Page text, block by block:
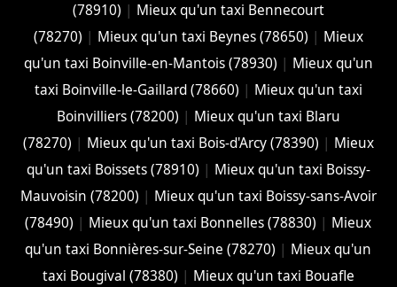
(78910) | Mieux qu'un taxi Bennecourt
(78270) | Mieux qu'un taxi Beynes (78650) | Mieux
qu'un taxi Boinville-en-Mantois (78930) | Mieux qu'un
taxi Boinville-le-Gaillard (78660) | Mieux qu'un taxi
Boinvilliers (78200) | Mieux qu'un taxi Blaru
(78270) | Mieux qu'un taxi Bois-d'Arcy (78390) | Mieux
qu'un taxi Boissets (78910) | Mieux qu'un taxi Boissy-
Mauvoisin (78200) | Mieux qu'un taxi Boissy-sans-Avoir
(78490) | Mieux qu'un taxi Bonnelles (78830) | Mieux
qu'un taxi Bonnières-sur-Seine (78270) | Mieux qu'un
taxi Bougival (78380) | Mieux qu'un taxi Bouafle